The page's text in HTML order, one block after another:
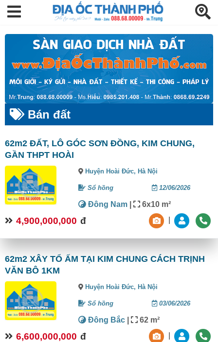
Bán đất
62m2 ĐẤT, LÔ GÓC SƠN ĐỒNG, KIM CHUNG,
GẦN THPT HOÀI
Huyện Hoài Đức,Hà Nội
Sổ hồng 12/06/2026
Đông Nam | 6x10 m²
4,900,000,000 đ
62m2 XÂY TỔ ẤM TẠI KIM CHUNG CÁCH TRỊNH
VĂN BÔ 1KM
Huyện Hoài Đức,Hà Nội
Sổ hồng 03/06/2026
Đông Bắc | 62 m²
6,600,000,000 đ